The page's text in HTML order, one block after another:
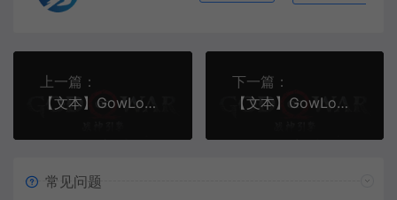
上一篇：
【文本】GowLom2战神引擎战神引擎DB表mir库 详细介绍
下一篇：
【文本】GowLom2战神引擎手游 怪物部分攻击代码
常见问题